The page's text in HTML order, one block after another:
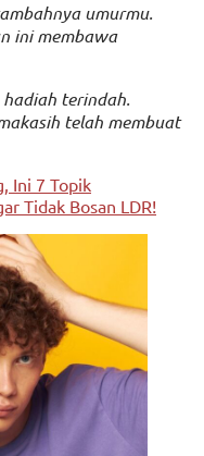
umurmu.
ini membawa
hadiah terindah.
telah membuat
Ini 7 Topik
Tidak Bosan LDR!